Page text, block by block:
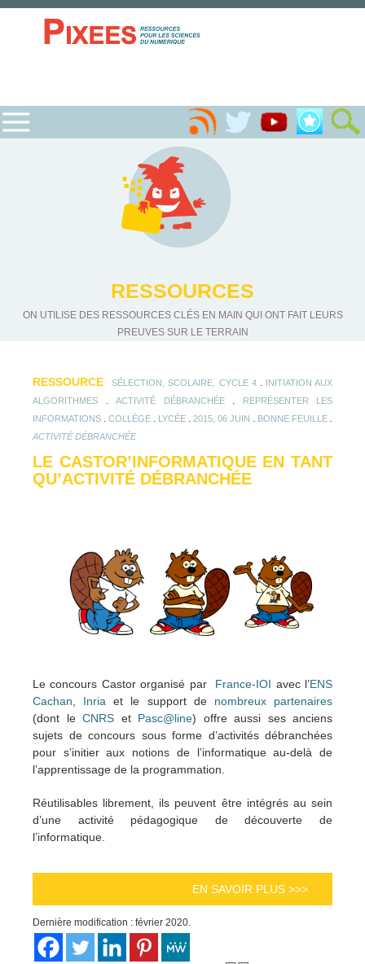
RESSOURCES
ON UTILISE DES RESSOURCES CLÉS EN MAIN QUI ONT FAIT LEURS
PREUVES SUR LE TERRAIN
RESSOURCE SÉLECTION, SCOLAIRE, CYCLE 4.
INITIATION AUX
ALGORITHMES
ACTIVITÉ DÉBRANCHÉE.
REPRÉSENTER LES
INFORMATIONS
COLLÈGE LYCÉE 2015, 06 JUIN BONNE FEUILLE
ACTIVITÉ DÉBRANCHÉE
LE CASTOR’INFORMATIQUE EN TANT
QU’ACTIVITÉ DÉBRANCHÉE
Le concours Castor organisé par France-IOI avec l’ENS
Cachan
Inria et le support de nombreux partenaires
(dont le CNRS et Pasc@line) offre aussi ses anciens
sujets de concours sous forme d’activités débranchées
pour s’initier aux notions de l’informatique au-delà de
l’apprentissage de la programmation.
Réutilisables librement, ils peuvent être intégrés au sein
d’une activité pédagogique de découverte de
l’informatique.
EN SAVOIR PLUS >>>
Dernière modification : février 2020.